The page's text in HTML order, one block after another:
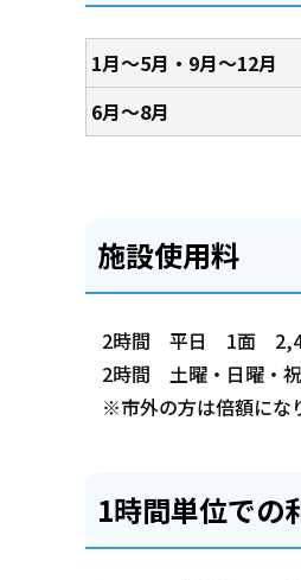
1月～5月・9月～12月
6月～8月
施設使用料
2時間 平日 1面
2時間 土曜・日曜・
※市外の方は倍額にな
1時間単位での